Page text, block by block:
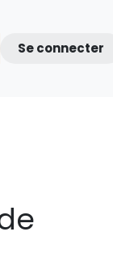
Se connecter